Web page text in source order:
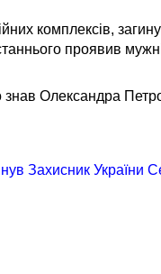
комплексів,
проявив
знав Олександра
Захисник України